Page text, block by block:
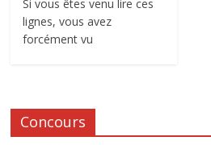
Si vous êtes venu lire ces
lignes, vous avez
forcément vu
Concours